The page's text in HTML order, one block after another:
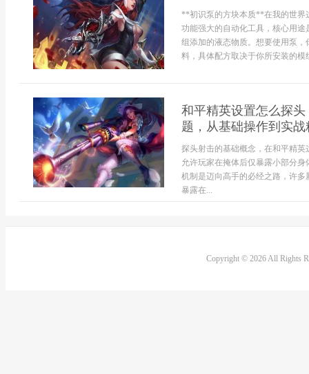
**初识泵的方块本质**在我的世界
功能强大的自动化工具，核心用
组添加的液态物质。想要使用泵
料，具体配方取决于你所安装的
和平精英设置怎么探
题，从基础操作到实
探头射击的基础概念，在和平精
允许玩家在掩体后仅暴露小部分
机制是迈向高手的必经之路，许
暴露在...
Copyright © 2026 All Rights